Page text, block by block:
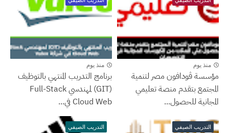
منذ يوم
مؤسسة ڤودافون مصر لتنمية
المجتمع بتقدم منصة تعليمي
المجانية للحصول...
منذ يوم
برنامج التدريب المنتهي بالتوظيف
(GIT) لمهندسي Full-Stack
Cloud Web في...
التدريب الصيفي التدريب الصيفي